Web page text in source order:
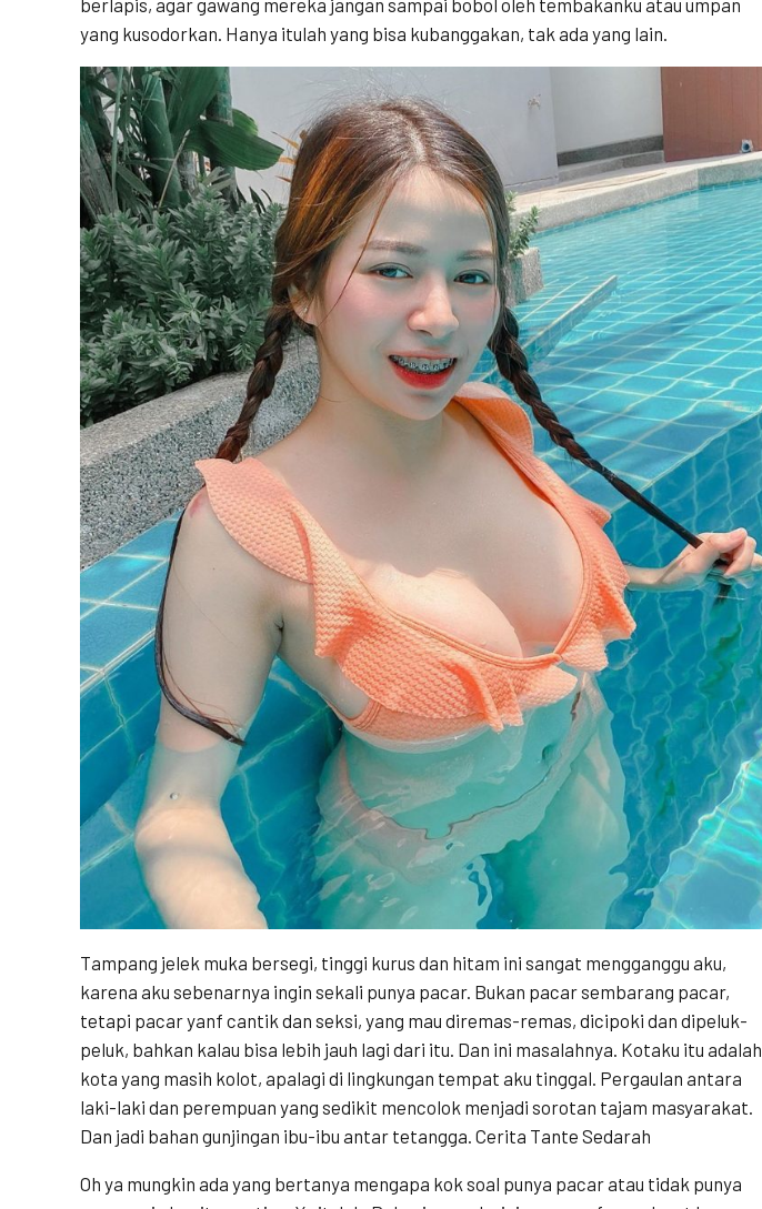
yang kusodorkan. Hanya itulah yang bisa kubanggakan, tak ada yang lain.
Tampang jelek muka bersegi, tinggi kurus dan hitam ini sangat mengganggu aku,
karena aku sebenarnya ingin sekali punya pacar. Bukan pacar sembarang pacar,
tetapi pacar yanf cantik dan seksi, yang mau diremas-remas, dicipoki dan dipeluk-
peluk, bahkan kalau bisa lebih jauh lagi dari itu. Dan ini masalahnya. Kotaku itu adalah
kota yang masih kolot, apalagi di lingkungan tempat aku tinggal. Pergaulan antara
laki-laki dan perempuan yang sedikit mencolok menjadi sorotan tajam masyarakat.
Dan jadi bahan gunjingan ibu-ibu antar tetangga. Cerita Tante Sedarah
Oh ya mungkin ada yang bertanya mengapa kok soal punya pacar atau tidak punya